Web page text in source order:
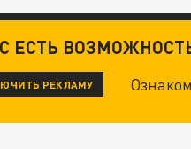
ЕСТЬ
РЕКЛАМУ